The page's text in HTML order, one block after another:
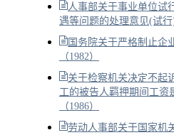
人事部关于事业单位试
遇等问题的处理意见(试行)
国务院关于严格制止企
（1982）
关于检察机关决定不起
工的被告人羁押期间工资
（1986）
劳动人事部关于国家机